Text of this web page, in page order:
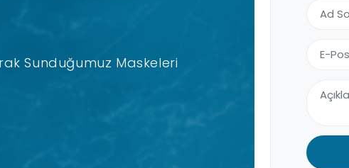
Sunduğumuz Maskeleri